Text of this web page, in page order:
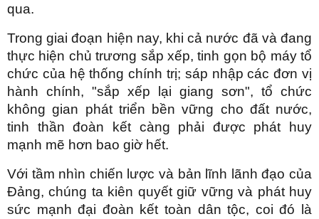
qua.
Trong giai đoạn hiện nay, khi cả nước đã và đang
thực hiện chủ trương sắp xếp, tinh gọn bộ máy tổ
chức của hệ thống chính trị; sáp nhập các đơn vị
hành chính, "sắp xếp lại giang sơn", tổ chức
không gian phát triển bền vững cho đất nước,
tinh thần đoàn kết càng phải được phát huy
mạnh mẽ hơn bao giờ hết.
Với tầm nhìn chiến lược và bản lĩnh lãnh đạo của
Đảng, chúng ta kiên quyết giữ vững và phát huy
sức mạnh đại đoàn kết toàn dân tộc, coi đó là